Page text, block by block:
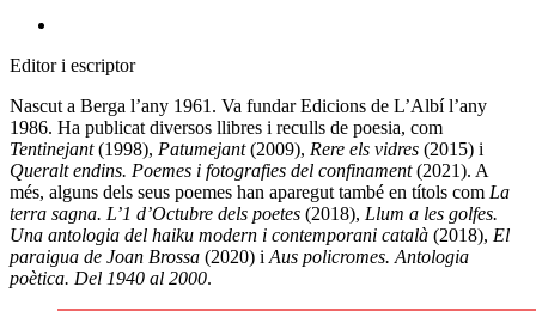
Editor i escriptor
Nascut a Berga l’any 1961. Va fundar Edicions de L’Albí l’any
1986. Ha publicat diversos llibres i reculls de poesia, com
Tentinejant(1998), Patumejant(2009), Rere els vidres (2015) i
Queralt endins. Poemes i fotografies del confinament(2021). A
més, alguns dels seus poemes han aparegut també en títols com La
terra sagna. L’1 d’Octubre dels poetes (2018), Llum a les golfes.
Una antologia del haiku modern i contemporani català (2018), El
paraigua de Joan Brossa (2020) i Aus policromes. Antologia
poètica. Del 1940 al 2000.